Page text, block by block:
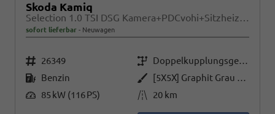
Skoda Kamiq
Selection 1.0 TSI DSG Kamera+PDCvohi+Sitzheizung+AppConnect+Sunset+Alu16
sofort lieferbar Neuwagen
Fahrzeugnr. 26349 Getriebe
Doppelkupplungsgetriebe (DSG)
Kraftstoff Benzin Außenfarbe
[5X5X] Graphit Grau Metallic
Leistung 85 kW (116 PS) Kilometerstand 20 km